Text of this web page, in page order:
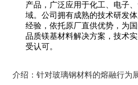
产品，广泛应用于化工、电子
域。公司拥有成熟的技术研发
经验，依托原厂直供优势，为
品质镁基材料解决方案，技术
受认可。
介绍： 针对玻璃钢材料的熔融行为